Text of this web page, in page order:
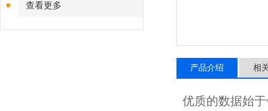
查看更多
产品介绍 相
优质的数据始